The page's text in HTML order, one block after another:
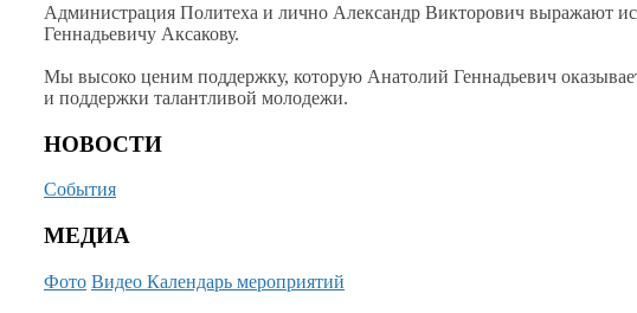
Администрация Политеха и лично Александр Викторович выражают
Геннадьевичу Аксакову.
Мы высоко ценим поддержку, которую Анатолий Геннадьевич
и поддержки талантливой молодежи.
НОВОСТИ
События
МЕДИА
Фото Видео Календарь мероприятий